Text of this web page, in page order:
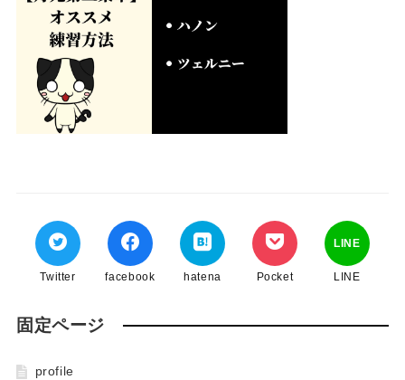
Twitter facebook hatena Pocket
LINE
LINE
固定ページ
profile